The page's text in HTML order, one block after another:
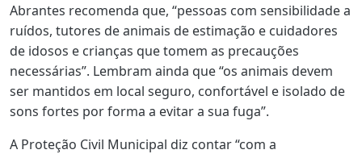
Abrantes recomenda que, “pessoas com sensibilidade a
ruídos, tutores de animais de estimação e cuidadores
de idosos e crianças que tomem as precauções
necessárias”. Lembram ainda que “os animais devem
ser mantidos em local seguro, confortável e isolado de
sons fortes por forma a evitar a sua fuga”.
A Proteção Civil Municipal diz contar “com a